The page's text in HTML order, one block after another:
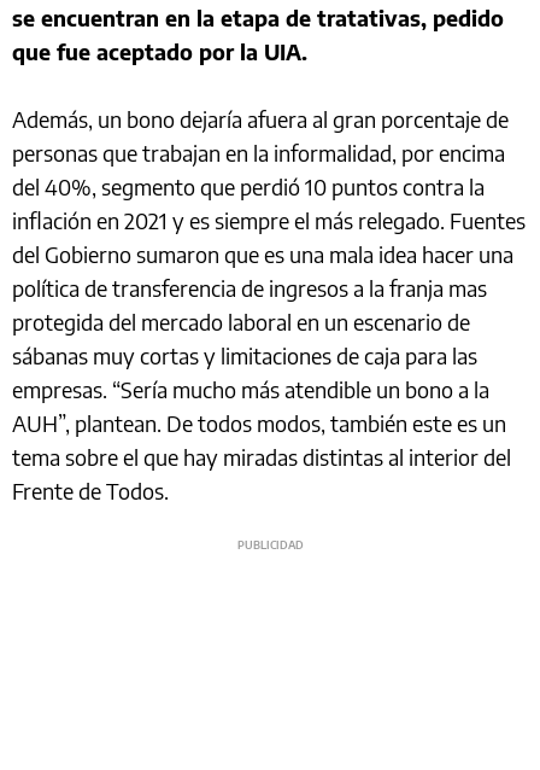
se encuentran en la etapa de tratativas, pedido
que fue aceptado por la UIA.
Además, un bono dejaría afuera al gran porcentaje de
personas que trabajan en la informalidad, por encima
del 40%, segmento que perdió 10 puntos contra la
inflación en 2021 y es siempre el más relegado. Fuentes
del Gobierno sumaron que es una mala idea hacer una
política de transferencia de ingresos a la franja mas
protegida del mercado laboral en un escenario de
sábanas muy cortas y limitaciones de caja para las
empresas. “Sería mucho más atendible un bono a la
AUH”, plantean. De todos modos, también este es un
tema sobre el que hay miradas distintas al interior del
Frente de Todos.